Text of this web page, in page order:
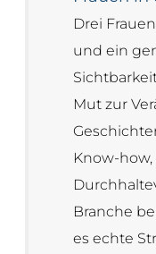
Drei
und ein
Mut zur
Know-
Branche
es echte